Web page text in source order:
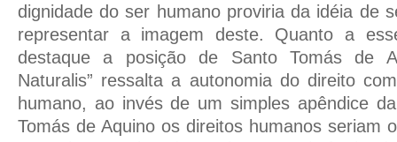
dignidade do ser humano proviria da idéia de
representar a imagem deste. Quanto a
destaque a posição de Santo Tomás de
Naturalis” ressalta a autonomia do direito
humano, ao invés de um simples apêndice
Tomás de Aquino os direitos humanos seriam